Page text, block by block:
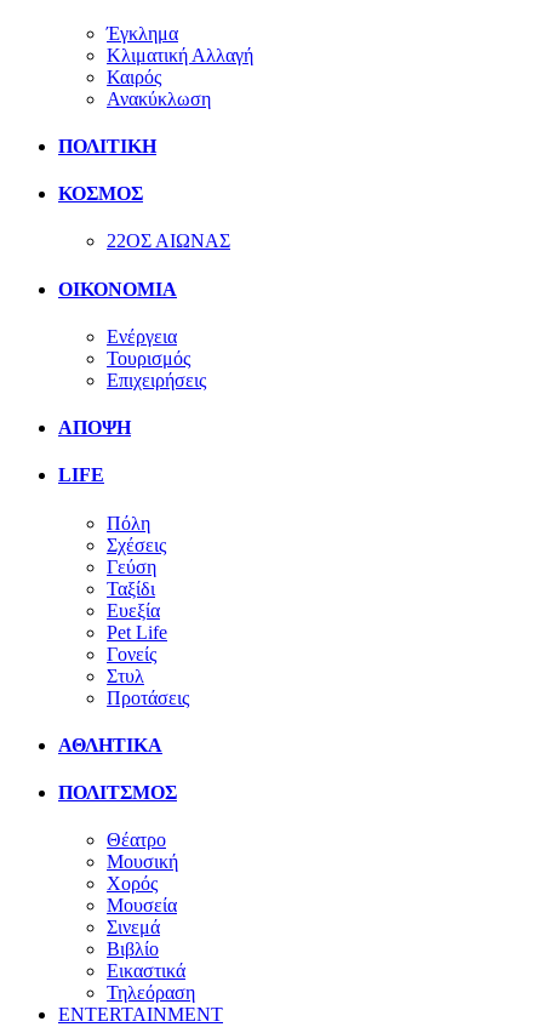
Έγκλημα
Κλιματική Αλλαγή
Καιρός
Ανακύκλωση
ΠΟΛΙΤΙΚΗ
ΚΟΣΜΟΣ
22ΟΣ ΑΙΩΝΑΣ
ΟΙΚΟΝΟΜΙΑ
Ενέργεια
Τουρισμός
Επιχειρήσεις
ΑΠΟΨΗ
LIFE
Πόλη
Σχέσεις
Γεύση
Ταξίδι
Ευεξία
Pet Life
Γονείς
Στυλ
Προτάσεις
ΑΘΛΗΤΙΚΑ
ΠΟΛΙΤΣΜΟΣ
Θέατρο
Μουσική
Χορός
Μουσεία
Σινεμά
Βιβλίο
Εικαστικά
Τηλεόραση
ENTERTAINMENT